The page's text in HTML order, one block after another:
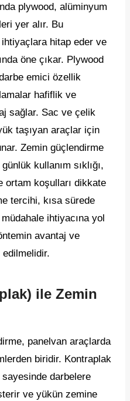
plywood, alüminyum
yer alır. Bu
hitap eder ve
öne çıkar. Plywood
emici özellik
hafiflik ve
sağlar. Sac ve çelik
taşıyan araçlar için
Zemin güçlendirme
kullanım sıklığı,
ortam koşulları dikkate
tercihi, kısa sürede
ihtiyacına yol
avantaj ve
edilmelidir.
ile Zemin
panelvan araçlarda
biridir. Kontraplak
sayesinde darbelere
ve yükün zemine